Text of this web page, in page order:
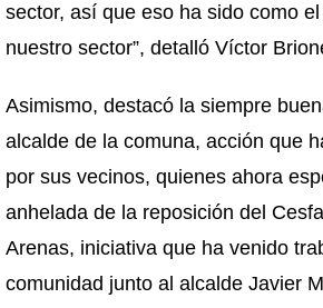
sector, así que eso ha sido como
nuestro sector”, detalló Víctor
Asimismo, destacó la siempre
alcalde de la comuna, acción que
por sus vecinos, quienes ahora
anhelada de la reposición del
Arenas, iniciativa que ha venido
comunidad junto al alcalde Javier